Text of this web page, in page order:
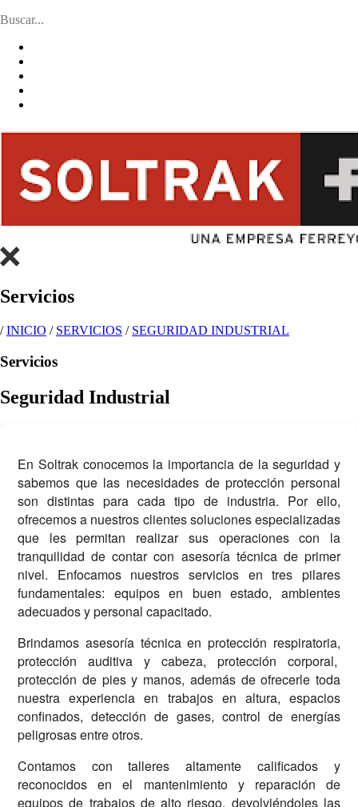
Servicios
/INICIO / SERVICIOS / SEGURIDAD INDUSTRIAL
Servicios
Seguridad Industrial
En Soltrak conocemos la importancia de la seguridad y
sabemos que las necesidades de protección personal
son distintas para cada tipo de industria. Por ello,
ofrecemos a nuestros clientes soluciones especializadas
que les permitan realizar sus operaciones con la
tranquilidad de contar con asesoría técnica de primer
nivel. Enfocamos nuestros servicios en tres pilares
fundamentales: equipos en buen estado, ambientes
adecuados y personal capacitado.
Brindamos asesoría técnica en protección respiratoria,
protección auditiva y cabeza, protección corporal,
protección de pies y manos, además de ofrecerle toda
nuestra experiencia en trabajos en altura, espacios
confinados, detección de gases, control de energías
peligrosas entre otros.
Contamos con talleres altamente calificados y
reconocidos en el mantenimiento y reparación de
equipos de trabajos de alto riesgo, devolviéndoles las